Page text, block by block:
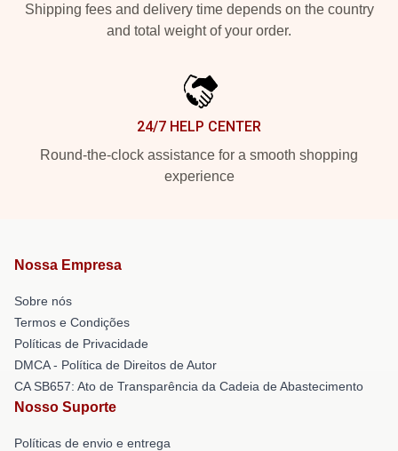
Shipping fees and delivery time depends on the country
and total weight of your order.
24/7 HELP CENTER
Round-the-clock assistance for a smooth shopping
experience
Nossa Empresa
Sobre nós
Termos e Condições
Políticas de Privacidade
DMCA - Política de Direitos de Autor
CA SB657: Ato de Transparência da Cadeia de Abastecimento
Nosso Suporte
Políticas de envio e entrega